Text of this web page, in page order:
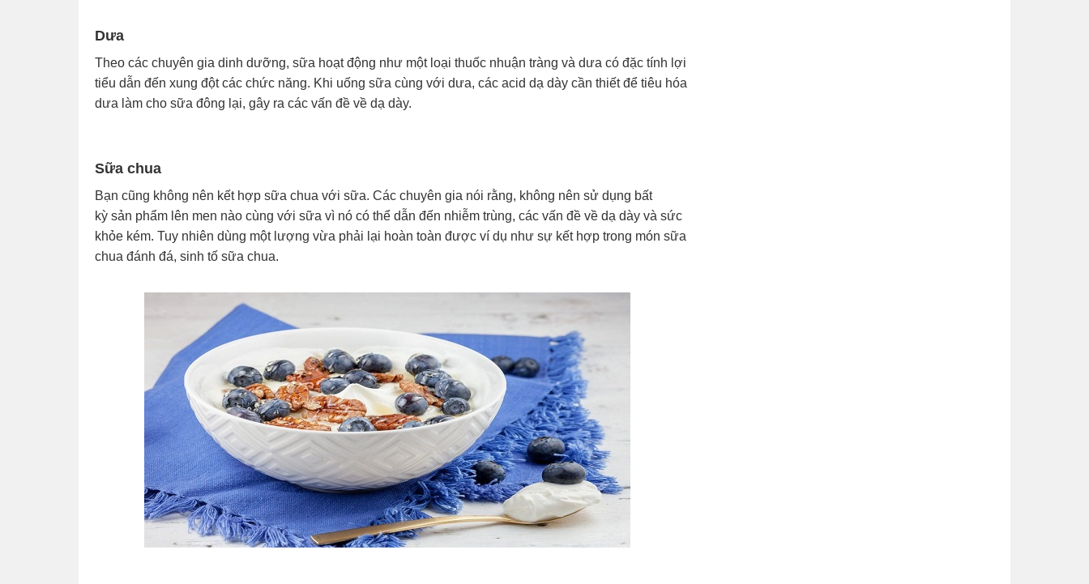
Dưa
Theo các chuyên gia dinh dưỡng, sữa hoạt động như một loại thuốc nhuận tràng và dưa có đặc tính lợi
tiểu dẫn đến xung đột các chức năng. Khi uống sữa cùng với dưa, các acid dạ dày cần thiết để tiêu hóa
dưa làm cho sữa đông lại, gây ra các vấn đề về dạ dày.
Sữa chua
Bạn cũng không nên kết hợp sữa chua với sữa. Các chuyên gia nói rằng, không nên sử dụng bất
kỳ sản phẩm lên men nào cùng với sữa vì nó có thể dẫn đến nhiễm trùng, các vấn đề về dạ dày và sức
khỏe kém. Tuy nhiên dùng một lượng vừa phải lại hoàn toàn được ví dụ như sự kết hợp trong món sữa
chua đánh đá, sinh tố sữa chua.